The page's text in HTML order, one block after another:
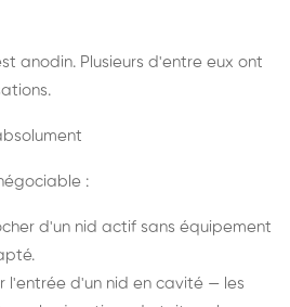
anodin. Plusieurs d'entre eux ont
:
d'un nid actif sans équipement
l'entrée d'un nid en cavité — les